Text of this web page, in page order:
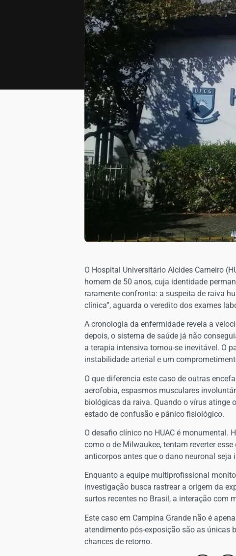
O Hospital Universitário Alcides Carneiro
homem de 50 anos, cuja identidade
raramente confronta: a suspeita de raiva
clínica”, aguarda o veredito dos exames
A cronologia da enfermidade revela a
depois, o sistema de saúde já não
a terapia intensiva tornou-se inevitável. O
instabilidade arterial e um
O que diferencia este caso de outras
aerofobia, espasmos musculares
biológicas da raiva. Quando o vírus atinge
estado de confusão e pânico fisiológico.
O desafio clínico no HUAC é monumental.
como o de Milwaukee, tentam reverter
anticorpos antes que o dano neuronal seja
Enquanto a equipe multiprofissional
investigação busca rastrear a origem da
surtos recentes no Brasil, a interação com
Este caso em Campina Grande não é
atendimento pós-exposição são as únicas
chances de retorno.